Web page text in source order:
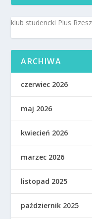
klub studencki Plus
ARCHIWA
czerwiec 2026
maj 2026
kwiecień 2026
marzec 2026
listopad 2025
październik 2025